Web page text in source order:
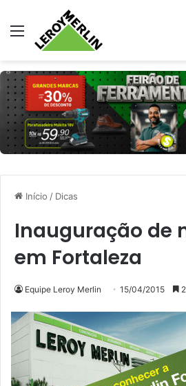
Menu
Início / Dicas
Inauguração de
em Fortaleza
Equipe Leroy Merlin 15/04/2015